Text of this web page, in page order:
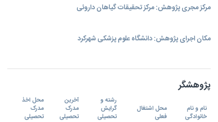
مرکز مجری پژوهش: مرکز تحقیقات گیاهان داروئی
مکان اجرای پژوهش: دانشگاه علوم پزشکی شهرکرد
پژوهشگر
نام و نام
خانوادگی
محل اشتغال
فعلی
رشته و
گرایش
تحصیلی
آخرین
مدرک
تحصیلی
محل اخذ
مدرک
تحصیلی